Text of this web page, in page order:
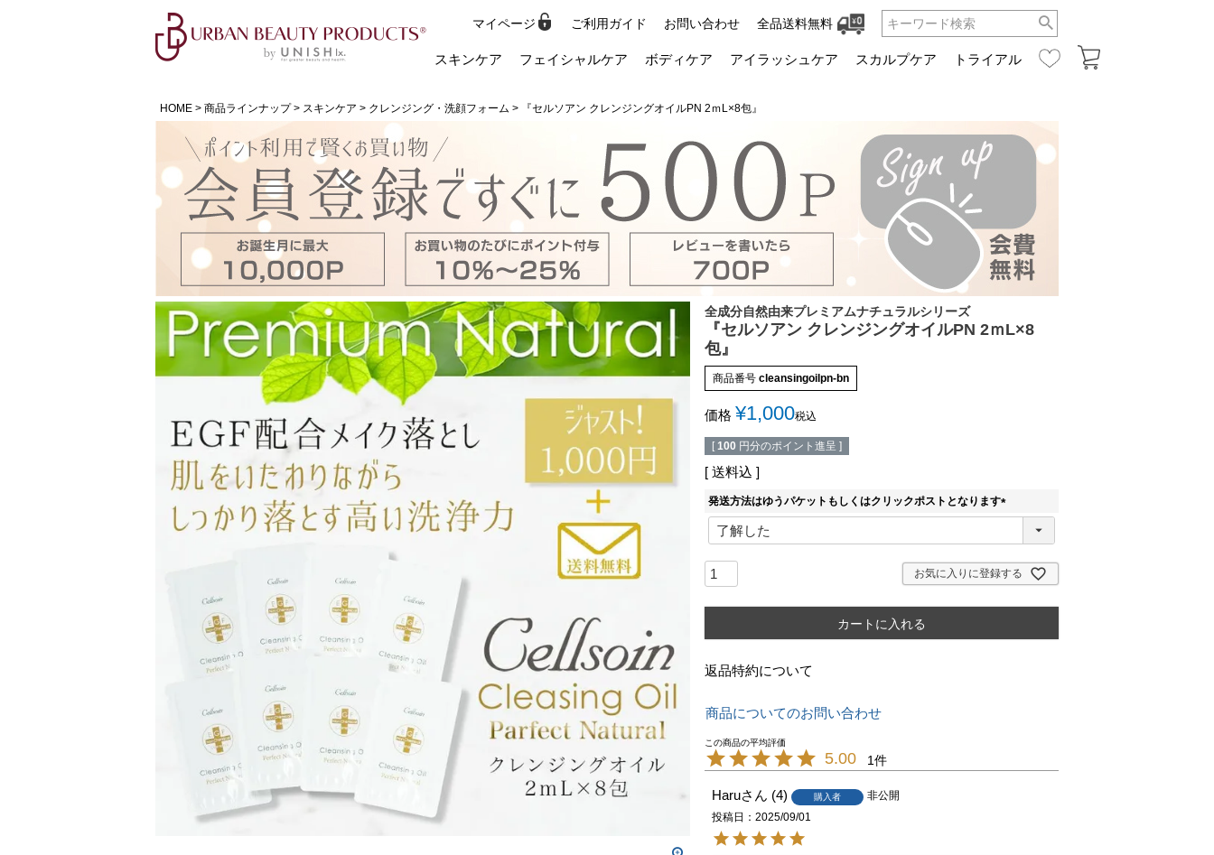
マイページ ご利用ガイド お問い合わせ 全品送料無料
検索
スキンケア フェイシャルケア ボディケア アイラッシュケア スカルプケア トライアル
HOME 商品ラインナップ スキンケア クレンジング・洗顔フォーム 『セルソアン クレンジングオイルPN 2ｍL×8包』
全成分自然由来プレミアムナチュラルシリーズ
『セルソアン クレンジングオイルPN 2ｍL×8
包』
商品番号 cleansingoilpn-bn
価格 ¥1,000税込
[ 100 円分のポイント進呈 ]
送料込
発送方法はゆうパケットもしくはクリックポストとなります
(
)
お気に入りに登録する
カートに入れる
返品特約について
商品についてのお問い合わせ
5.00 1
Haru 4 購入者
非公開
投稿日
2025/09/01